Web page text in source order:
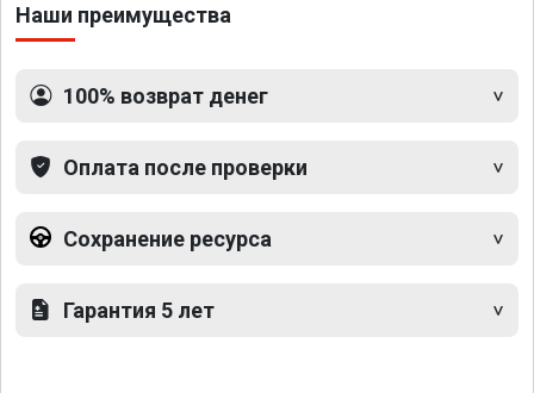
Наши преимущества
100% возврат денег
Оплата после проверки
Сохранение ресурса
Гарантия 5 лет